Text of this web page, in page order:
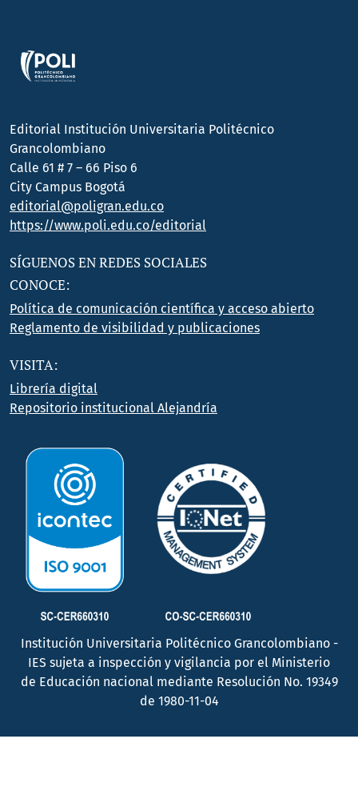
Editorial Institución Universitaria Politécnico
Grancolombiano
Calle 61 # 7 – 66 Piso 6
City Campus Bogotá
editorial@poligran.edu.co
https://www.poli.edu.co/editorial
SÍGUENOS EN REDES SOCIALES
CONOCE:
Política de comunicación científica y acceso abierto
Reglamento de visibilidad y publicaciones
VISITA:
Librería digital
Repositorio institucional Alejandría
Institución Universitaria Politécnico Grancolombiano -
IES sujeta a inspección y vigilancia por el Ministerio
de Educación nacional mediante Resolución No. 19349
de 1980-11-04